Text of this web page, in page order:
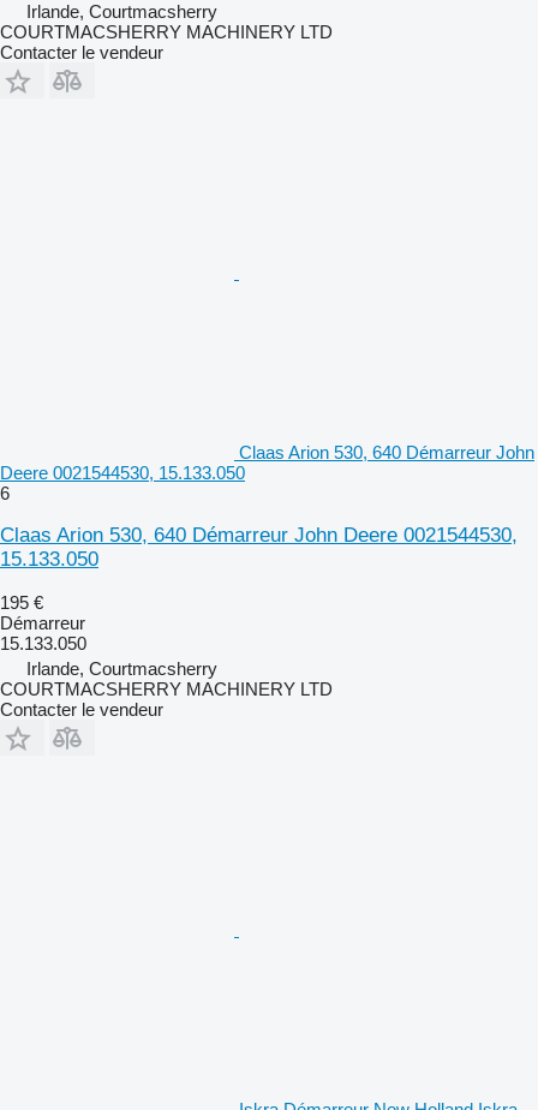
Irlande, Courtmacsherry
COURTMACSHERRY MACHINERY LTD
Contacter le vendeur
Claas Arion 530, 640 Démarreur John
Deere 0021544530, 15.133.050
6
Claas Arion 530, 640 Démarreur John Deere 0021544530,
15.133.050
195 €
Démarreur
15.133.050
Irlande, Courtmacsherry
COURTMACSHERRY MACHINERY LTD
Contacter le vendeur